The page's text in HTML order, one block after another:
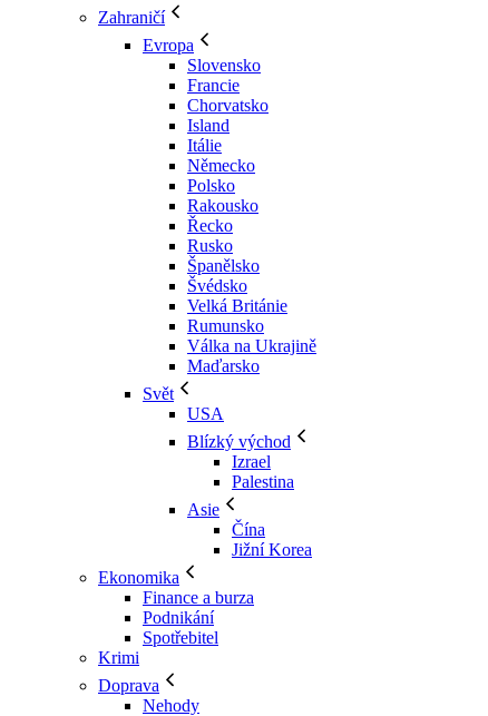
Zahraničí
Evropa
Slovensko
Francie
Chorvatsko
Island
Itálie
Německo
Polsko
Rakousko
Řecko
Rusko
Španělsko
Švédsko
Velká Británie
Rumunsko
Válka na Ukrajině
Maďarsko
Svět
USA
Blízký východ
Izrael
Palestina
Asie
Čína
Jižní Korea
Ekonomika
Finance a burza
Podnikání
Spotřebitel
Krimi
Doprava
Nehody